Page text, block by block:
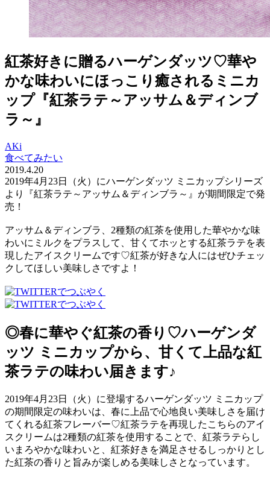
紅茶好きに贈るハーゲンダッツ♡華や
かな味わいにほっこり癒されるミニカ
ップ『紅茶ラテ～アッサム＆ディンブ
ラ～』
AKi
食べてみたい
2019.4.20
2019年4月23日（火）にハーゲンダッツ ミニカップシリーズ
より『紅茶ラテ～アッサム＆ディンブラ～』が期間限定で発
売！
アッサム＆ディンブラ、2種類の紅茶を使用した華やかな味
わいにミルクをプラスして、甘くてホッとする紅茶ラテを表
現したアイスクリームです♡紅茶が好きな人にはぜひチェッ
クしてほしい美味しさですよ！
◎春に華やぐ紅茶の香り♡ハーゲンダ
ッツ ミニカップから、甘くて上品な紅
茶ラテの味わい届きます♪
2019年4月23日（火）に登場するハーゲンダッツ ミニカップ
の期間限定の味わいは、春に上品で心地良い美味しさを届け
てくれる紅茶フレーバー♡紅茶ラテを再現したこちらのアイ
スクリームは2種類の紅茶を使用することで、紅茶ラテらし
いまろやかな味わいと、紅茶好きを満足させるしっかりとし
た紅茶の香りと旨みが楽しめる美味しさとなっています。